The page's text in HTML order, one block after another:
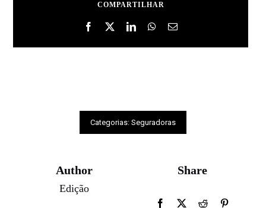
COMPARTILHAR
Categorias: Seguradoras
Author
Edição
Share